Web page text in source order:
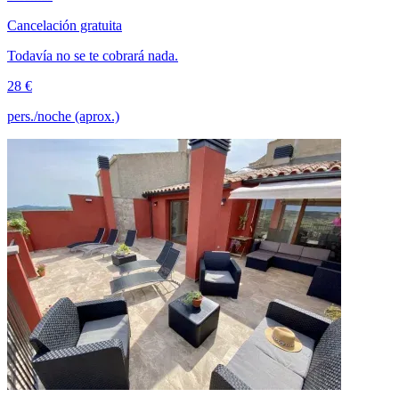
Cancelación gratuita
Todavía no se te cobrará nada.
28 €
pers./noche (aprox.)